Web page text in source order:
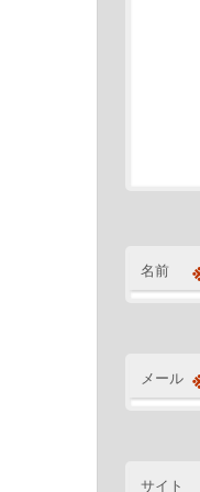
名前
メール
サイト